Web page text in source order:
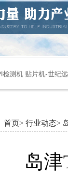
检测机 贴片机-世纪
首页> 行业动态>
岛